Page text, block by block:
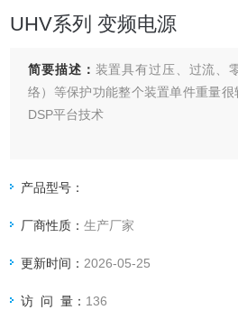
UHV系列 变频电源
简要描述： 装置具有过压、过流、
络）等保护功能整个装置单件重量
DSP平台技术
产品型号：
厂商性质：生产厂家
更新时间： 2026-05-25
访 问 量： 136